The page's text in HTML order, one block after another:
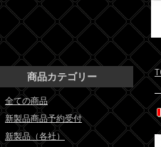
商品カテゴリー
全ての商品
新製品商品予約受付
新製品（各社）